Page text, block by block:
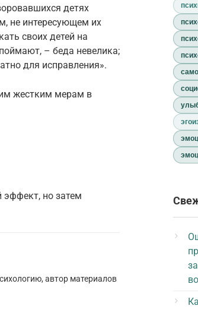
детях
не интересующем их
своих детей на
– беда невелика;
для исправления».
жестким мерам в
эффект, но затем
автор материалов